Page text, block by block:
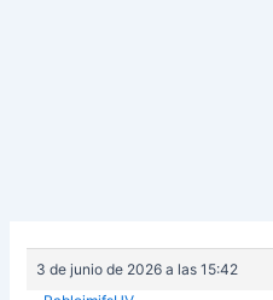
3 de junio de 2026 a las 15:42